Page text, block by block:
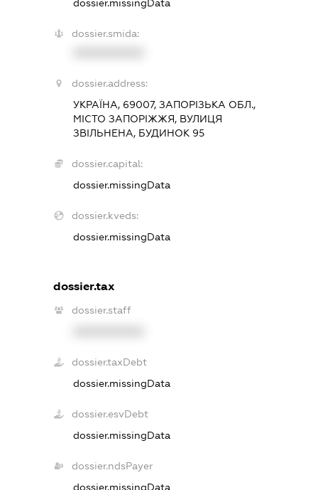
dossier.missingData
dossier.smida:
dossier.address:
УКРАЇНА, 69007, ЗАПОРІЗЬКА ОБЛ.,
МІСТО ЗАПОРІЖЖЯ, ВУЛИЦЯ
ЗВІЛЬНЕНА, БУДИНОК 95
dossier.capital:
dossier.missingData
dossier.kveds:
dossier.missingData
dossier.tax
dossier.staff
dossier.taxDebt
dossier.missingData
dossier.esvDebt
dossier.missingData
dossier.ndsPayer
dossier.missingData